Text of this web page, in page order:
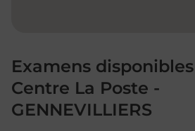
Examens
Centre La Poste -
GENNEVILLIERS